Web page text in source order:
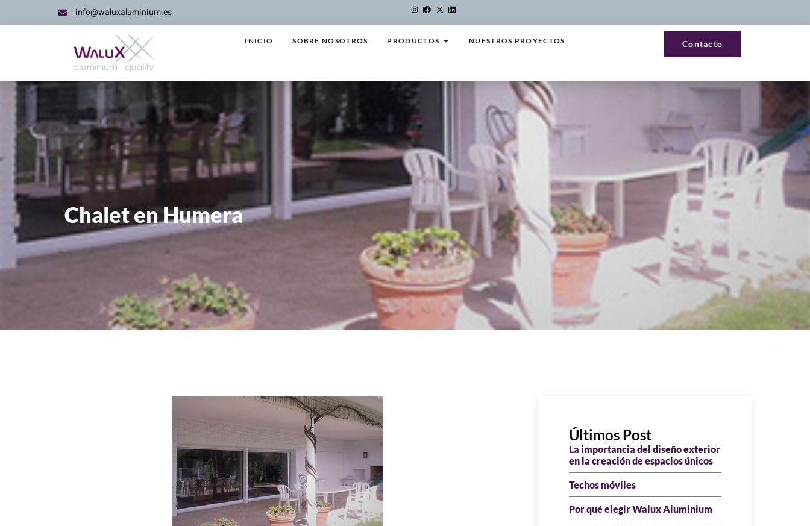
info@waluxaluminium.es
INICIO SOBRE NOSOTROS PRODUCTOS NUESTROS PROYECTOS Contacto
Chalet en Humera
Últimos Post
La importancia del diseño exterior
en la creación de espacios únicos
Techos móviles
Por qué elegir Walux Aluminium